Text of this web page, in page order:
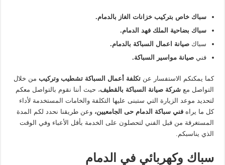
سباك خاص بتركيب خزانات الغاز بالدمام.
سباك بضاحية الملك فهد الدمام.
سباك صيانة اعمال السباكة بالدمام.
فني صيانة مواسير السباكة.
كما يمكنكم الاستفسار عنتكلفة أعمال السباكة تشطيب وتركيب من خلال
التواصل معشركة صيانة السباكة بالقطيف، حيث أننا نقوم بالتواصل معكم
لتحديد موعد الزيارة التي ستبنى عليها التكلفة والخامات المستخدمة لأداء
كل ما يراهفني سباكة الدمام حى الجامعيين، وعن طريقنا نحدد لكم المدة
المستغرقة من قبل الفني لتحصلون على الخدمة بأقل الأعباء وفي الوقت
الذي يناسبكم.
سباك وكهربائي في الدمام